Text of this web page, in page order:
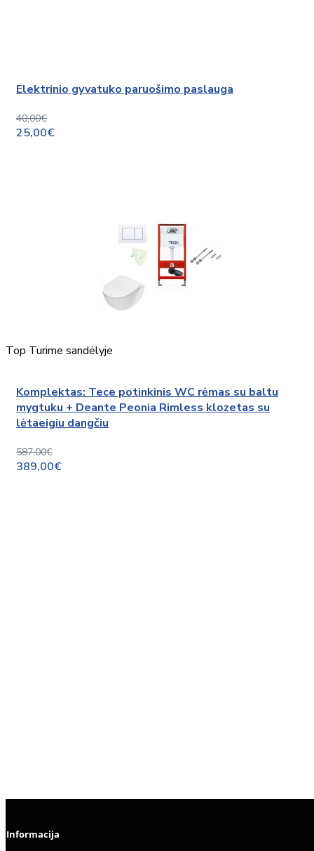
Elektrinio gyvatuko paruošimo paslauga
40,00€
25,00€
Top Turime sandėlyje
Komplektas: Tece potinkinis WC rėmas su baltu
mygtuku + Deante Peonia Rimless klozetas su
lėtaeigiu dangčiu
587,00€
389,00€
Informacija